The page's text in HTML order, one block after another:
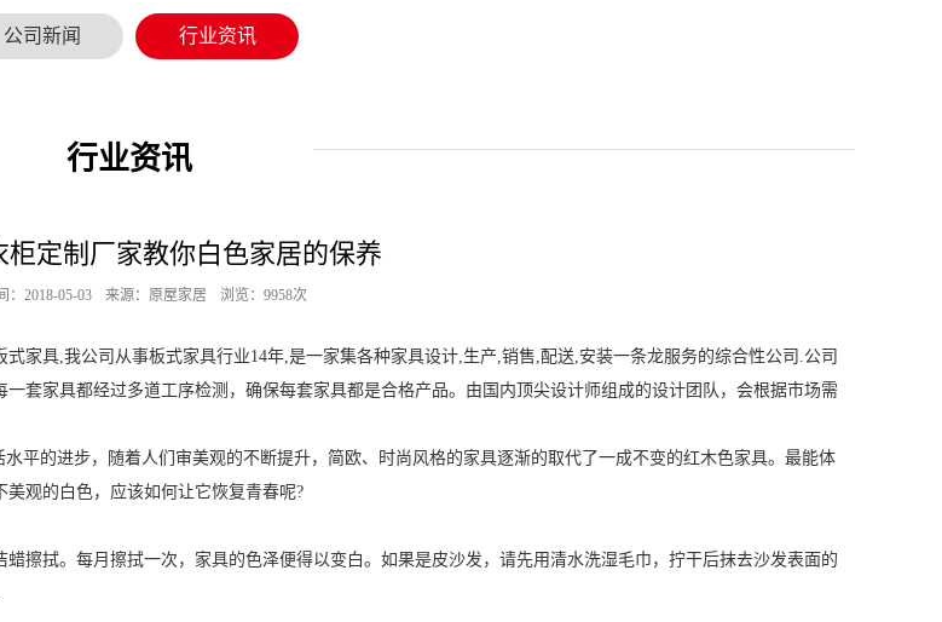
公司新闻 行业资讯
行业资讯
柜定制厂家教你白色家居的保养
：2018-05-03 来源：原屋家居 浏览：9958次
具,我公司从事板式家具行业14年,是一家集各种家具设计,生产,销售,配送,安装一条龙服务的综合性公司.公司
套家具都经过多道工序检测，确保每套家具都是合格产品。由国内顶尖设计师组成的设计团队，会根据市场需
的进步，随着人们审美观的不断提升，简欧、时尚风格的家具逐渐的取代了一成不变的红木色家具。最能体
观的白色，应该如何让它恢复青春呢?
拭。每月擦拭一次，家具的色泽便得以变白。如果是皮沙发，请先用清水洗湿毛巾，拧干后抹去沙发表面的